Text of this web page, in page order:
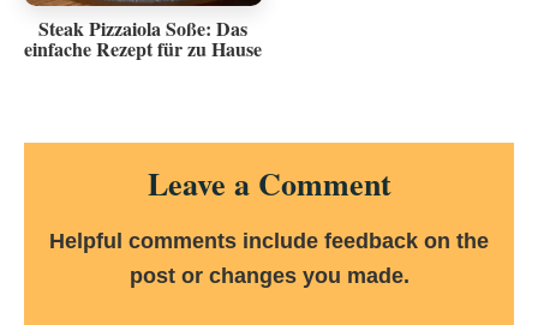
Steak Pizzaiola Soße: Das
einfache Rezept für zu Hause
Reader
InteractionsLeave a Comment
Helpful comments include feedback on the
post or changes you made.